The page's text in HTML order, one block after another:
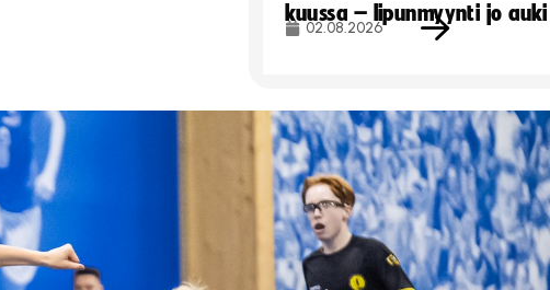
kuussa – lipunmyynti jo auki
02.08.2026